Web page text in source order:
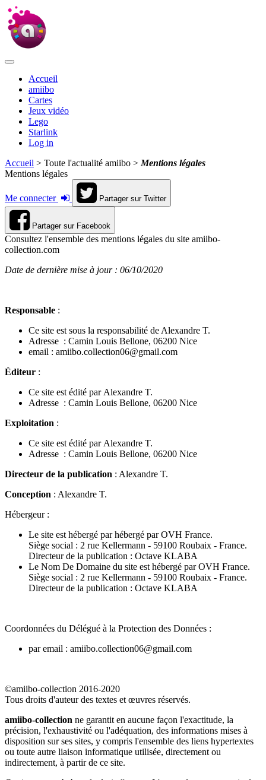
Accueil
amiibo
Cartes
Jeux vidéo
Lego
Starlink
Log in
Accueil > Toute l'actualité amiibo > Mentions légales
Mentions légales
Me connecter Partager sur Twitter
Partager sur Facebook
Consultez l'ensemble des mentions légales du site amiibo-
collection.com
Date de dernière mise à jour : 06/10/2020
Responsable :
Ce site est sous la responsabilité de Alexandre T.
Adresse : Camin Louis Bellone, 06200 Nice
email : amiibo.collection06@gmail.com
Éditeur :
Ce site est édité par Alexandre T.
Adresse : Camin Louis Bellone, 06200 Nice
Exploitation :
Ce site est édité par Alexandre T.
Adresse : Camin Louis Bellone, 06200 Nice
Directeur de la publication : Alexandre T.
Conception : Alexandre T.
Hébergeur :
Le site est hébergé par hébergé par OVH France.
Siège social : 2 rue Kellermann - 59100 Roubaix - France.
Directeur de la publication : Octave KLABA
Le Nom De Domaine du site est hébergé par OVH France.
Siège social : 2 rue Kellermann - 59100 Roubaix - France.
Directeur de la publication : Octave KLABA
Coordonnées du Délégué à la Protection des Données :
par email : amiibo.collection06@gmail.com
©amiibo-collection 2016-2020
Tous droits d'auteur des textes et œuvres réservés.
amiibo-collection ne garantit en aucune façon l'exactitude, la
précision, l'exhaustivité ou l'adéquation, des informations mises à
disposition sur ses sites, y compris l'ensemble des liens hypertextes
ou toute autre liaison informatique utilisée, directement ou
indirectement, à partir de ce site.